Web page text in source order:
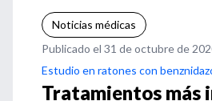
Noticias médicas
Publicado el 31 de octubre de
Estudio en ratones con
Tratamientos más